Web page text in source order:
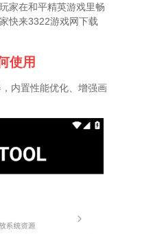
家在和平精英游戏里畅
快来3322游戏网下载
使用
内置性能优化、增强画